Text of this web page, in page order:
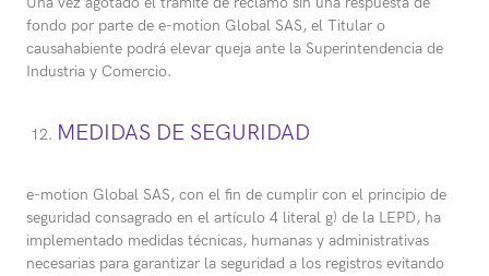
fondo por parte de e-motion Global SAS, el Titular o
causahabiente podrá elevar queja ante la Superintendencia de
Industria y Comercio.
MEDIDAS DE SEGURIDAD
e-motion Global SAS, con el fin de cumplir con el principio de
seguridad consagrado en el artículo 4 literal g) de la LEPD, ha
implementado medidas técnicas, humanas y administrativas
necesarias para garantizar la seguridad a los registros evitando